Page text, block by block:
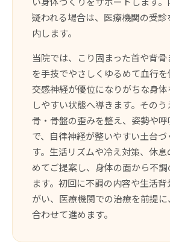
疑われる場合は、医療機関の受
内します。
当院では、こり固まった首や背
を手技でやさしくゆるめて血行
交感神経が優位になりがちな身
しやすい状態へ導きます。その
骨・骨盤の歪みを整え、姿勢や
で、自律神経が整いやすい土台づ
す。生活リズムや冷え対策、休
めてご提案し、身体の面から不
ます。初回に不調の内容や生活
がい、医療機関での治療を前提
合わせて進めます。